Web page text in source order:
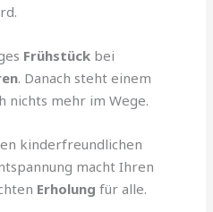
Frühstück bei
. Danach steht einem
nichts mehr im Wege.
kinderfreundlichen
macht Ihren
Erholung für alle.